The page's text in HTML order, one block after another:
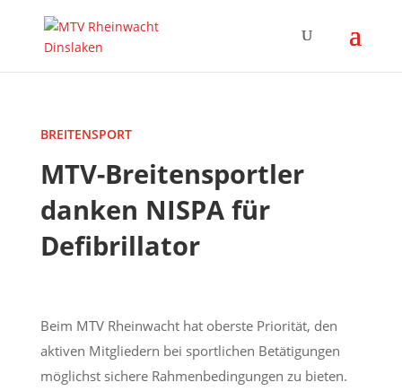
BREITENSPORT
MTV-Breitensportler
danken NISPA für
Defibrillator
Beim MTV Rheinwacht hat oberste Priorität, den
aktiven Mitgliedern bei sportlichen Betätigungen
möglichst sichere Rahmenbedingungen zu bieten.